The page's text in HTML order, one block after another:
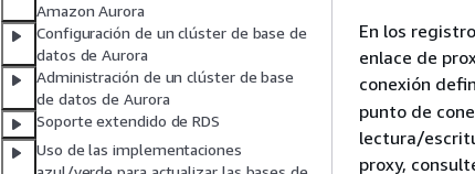
Amazon Aurora
Configuración de un clúster de base de
datos de Aurora
Administración de un clúster de base
de datos de Aurora
Soporte extendido de RDS
Uso de las implementaciones
En los
enlace de
conexión
punto de
lectura/
proxy,